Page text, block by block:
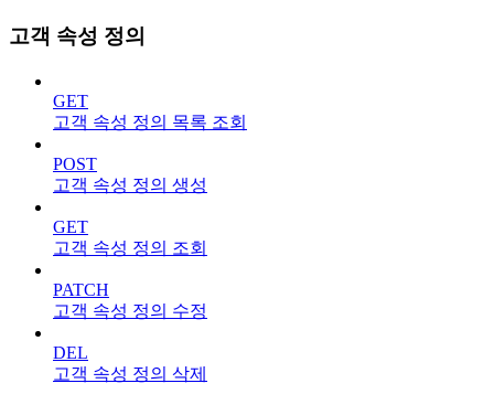
고객 속성 정의
GET
고객 속성 정의 목록 조회
POST
고객 속성 정의 생성
GET
고객 속성 정의 조회
PATCH
고객 속성 정의 수정
DEL
고객 속성 정의 삭제